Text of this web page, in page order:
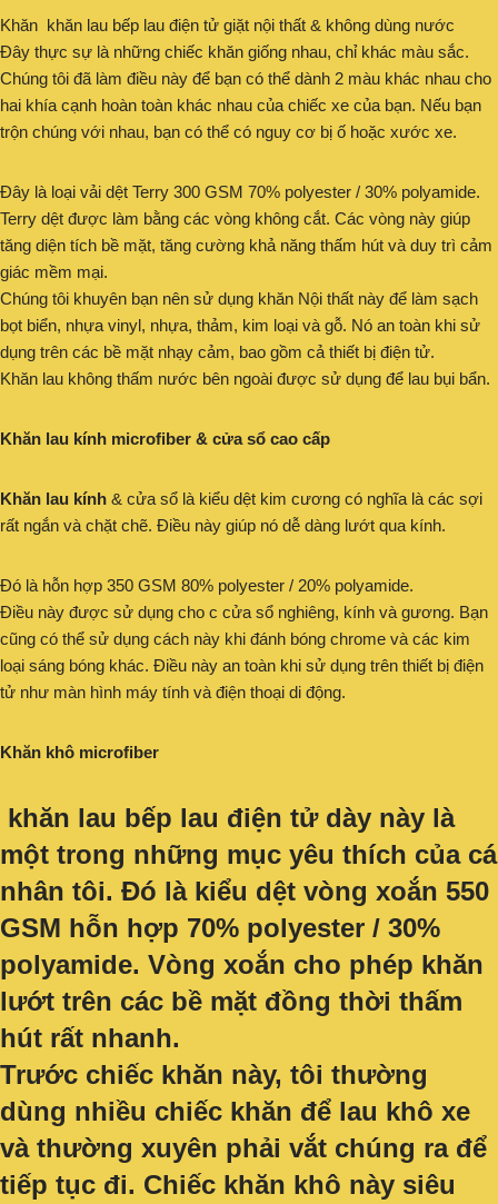
Khăn khăn lau bếp lau điện tử giặt nội thất & không dùng nước
Đây thực sự là những chiếc khăn giống nhau, chỉ khác màu sắc.
Chúng tôi đã làm điều này để bạn có thể dành 2 màu khác nhau cho
hai khía cạnh hoàn toàn khác nhau của chiếc xe của bạn. Nếu bạn
trộn chúng với nhau, bạn có thể có nguy cơ bị ố hoặc xước xe.
Đây là loại vải dệt Terry 300 GSM 70% polyester / 30% polyamide.
Terry dệt được làm bằng các vòng không cắt. Các vòng này giúp
tăng diện tích bề mặt, tăng cường khả năng thấm hút và duy trì cảm
giác mềm mại.
Chúng tôi khuyên bạn nên sử dụng khăn Nội thất này để làm sạch
bọt biển, nhựa vinyl, nhựa, thảm, kim loại và gỗ. Nó an toàn khi sử
dụng trên các bề mặt nhạy cảm, bao gồm cả thiết bị điện tử.
Khăn lau không thấm nước bên ngoài được sử dụng để lau bụi bẩn.
Khăn lau kính microfiber & cửa sổ cao cấp
Khăn lau kính & cửa sổ là kiểu dệt kim cương có nghĩa là các sợi
rất ngắn và chặt chẽ. Điều này giúp nó dễ dàng lướt qua kính.
Đó là hỗn hợp 350 GSM 80% polyester / 20% polyamide.
Điều này được sử dụng cho c cửa sổ nghiêng, kính và gương. Bạn
cũng có thể sử dụng cách này khi đánh bóng chrome và các kim
loại sáng bóng khác. Điều này an toàn khi sử dụng trên thiết bị điện
tử như màn hình máy tính và điện thoại di động.
Khăn khô microfiber
khăn lau bếp lau điện tử dày này là
một trong những mục yêu thích của cá
nhân tôi. Đó là kiểu dệt vòng xoắn 550
GSM hỗn hợp 70% polyester / 30%
polyamide. Vòng xoắn cho phép khăn
lướt trên các bề mặt đồng thời thấm
hút rất nhanh.
Trước chiếc khăn này, tôi thường
dùng nhiều chiếc khăn để lau khô xe
và thường xuyên phải vắt chúng ra để
tiếp tục đi. Chiếc khăn khô này siêu